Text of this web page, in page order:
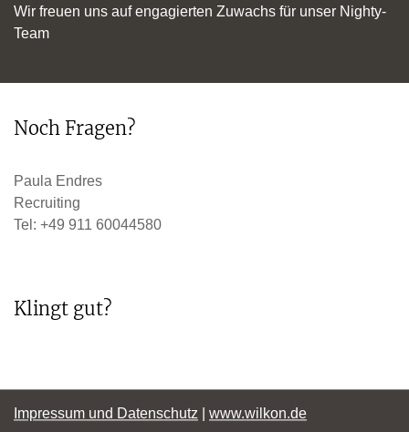
Wir freuen uns auf engagierten Zuwachs für unser Nighty-
Team
Noch Fragen?
Paula Endres
Recruiting
Tel: +49 911 60044580
Klingt gut?
Impressum und Datenschutz www.wilkon.de